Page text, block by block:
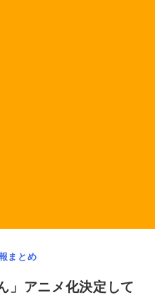
まとめ
」アニメ化決定して